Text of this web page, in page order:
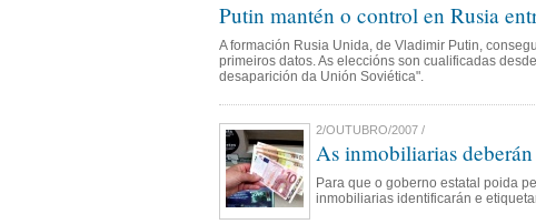
Putin mantén o control en Rusia
A formación Rusia Unida, de Vladimir Putin,
primeiros datos. As eleccións son cualificadas
desaparición da Unión Soviética".
2/OUTUBRO/2007 /
As inmobiliarias
Para que o goberno estatal poida
inmobiliarias identificarán e